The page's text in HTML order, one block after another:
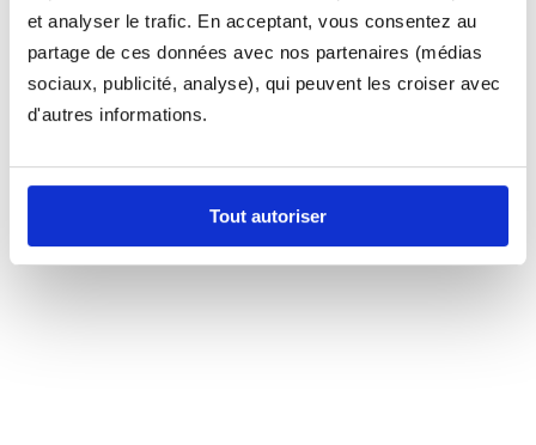
et analyser le trafic. En acceptant, vous consentez au
partage de ces données avec nos partenaires (médias
sociaux, publicité, analyse), qui peuvent les croiser avec
d'autres informations.
Tout autoriser